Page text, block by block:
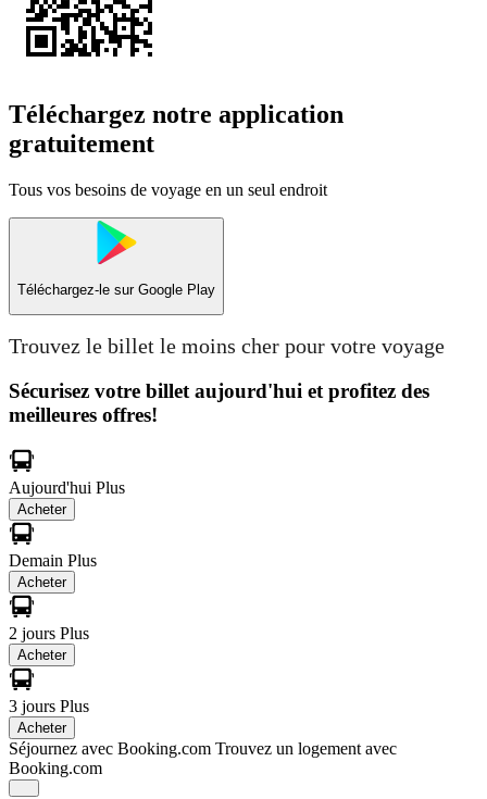
Téléchargez notre application
gratuitement
Tous vos besoins de voyage en un seul endroit
Téléchargez-le sur Google Play
Trouvez le billet le moins cher pour votre voyage
Sécurisez votre billet aujourd'hui et profitez des
meilleures offres!
Aujourd'hui Plus
Acheter
Demain Plus
Acheter
2 jours Plus
Acheter
3 jours Plus
Acheter
Séjournez avec Booking.com Trouvez un logement avec
Booking.com